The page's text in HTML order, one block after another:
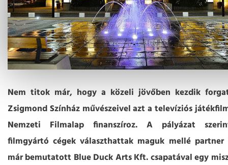
Nem titok már, hogy a közeli jövőben kezdik
Zsigmond Színház művészeivel azt a televíziós
Nemzeti Filmalap finanszíroz. A pályázat
filmgyártó cégek választhattak maguk mellé partner
már bemutatott Blue Duck Arts Kft. csapatával egy